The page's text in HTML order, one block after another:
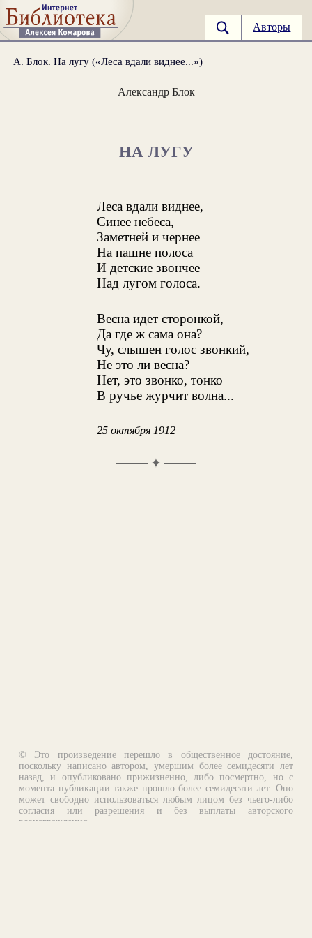
Авторы
А. Блок.На лугу («Леса вдали виднее...»)
Александр Блок
НА ЛУГУ
Леса вдали виднее,
Синее небеса,
Заметней и чернее
На пашне полоса
И детские звончее
Над лугом голоса.
Весна идет сторонкой,
Да где ж сама она?
Чу, слышен голос звонкий,
Не это ли весна?
Нет, это звонко, тонко
В ручье журчит волна...
25 октября 1912
✦
© Это произведение перешло в общественное достояние,
поскольку написано автором, умершим более семидесяти лет
назад, и опубликовано прижизненно, либо посмертно, но с
момента публикации также прошло более семидесяти лет. Оно
может свободно использоваться любым лицом без чьего-либо
согласия или разрешения и без выплаты авторского
вознаграждения.